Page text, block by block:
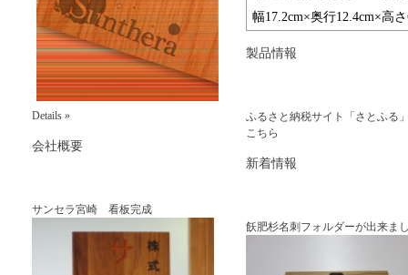
Details »
会社概要
幅17.2cm×奥行12.4cm×高
製品情報
ふるさと納税サイト「さとふる
こちら
新着情報
サンセラ宮崎 看板完成
飫肥杉名刺フォルダーが出来ま